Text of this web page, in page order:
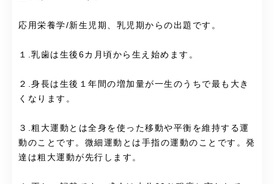
応用栄養学/新生児期、乳児期からの出題です。
１.乳歯は生後6カ月頃から生え始めます。
２.身長は生後１年間の増加量が一生のうちで最も大き
くなります。
３.粗大運動とは全身を使った移動や平衡を維持する運
動のことです。微細運動とは手指の運動のことです。発
達は粗大運動が先行します。